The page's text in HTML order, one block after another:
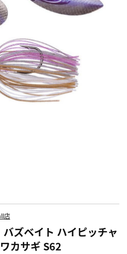
店
ズベイト ハイピッチャ
カサギ S62